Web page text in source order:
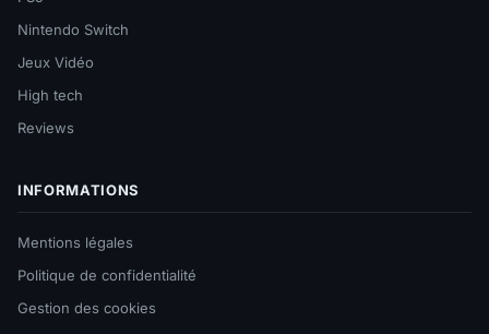
Nintendo Switch
Jeux Vidéo
High tech
Reviews
INFORMATIONS
Mentions légales
Politique de confidentialité
Gestion des cookies